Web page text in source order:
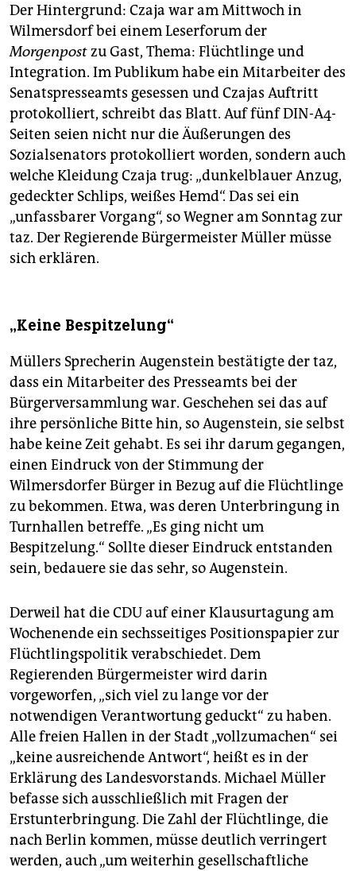
Der Hintergrund: Czaja war am Mittwoch in
Wilmersdorf bei einem Leserforum der
Morgenpostzu Gast, Thema: Flüchtlinge und
Integration. Im Publikum habe ein Mitarbeiter des
Senatspresseamts gesessen und Czajas Auftritt
protokolliert, schreibt das Blatt. Auf fünf DIN-A4-
Seiten seien nicht nur die Äußerungen des
Sozialsenators protokolliert worden, sondern auch
welche Kleidung Czaja trug: „dunkelblauer Anzug,
gedeckter Schlips, weißes Hemd“. Das sei ein
„unfassbarer Vorgang“, so Wegner am Sonntag zur
taz. Der Regierende Bürgermeister Müller müsse
sich erklären.
„Keine Bespitzelung“
Müllers Sprecherin Augenstein bestätigte der taz,
dass ein Mitarbeiter des Presseamts bei der
Bürgerversammlung war. Geschehen sei das auf
ihre persönliche Bitte hin, so Augenstein, sie selbst
habe keine Zeit gehabt. Es sei ihr darum gegangen,
einen Eindruck von der Stimmung der
Wilmersdorfer Bürger in Bezug auf die Flüchtlinge
zu bekommen. Etwa, was deren Unterbringung in
Turnhallen betreffe. „Es ging nicht um
Bespitzelung.“ Sollte dieser Eindruck entstanden
sein, bedauere sie das sehr, so Augenstein.
Derweil hat die CDU auf einer Klausurtagung am
Wochenende ein sechsseitiges Positionspapier zur
Flüchtlingspolitik verabschiedet. Dem
Regierenden Bürgermeister wird darin
vorgeworfen, „sich viel zu lange vor der
notwendigen Verantwortung geduckt“ zu haben.
Alle freien Hallen in der Stadt „vollzumachen“ sei
„keine ausreichende Antwort“, heißt es in der
Erklärung des Landesvorstands. Michael Müller
befasse sich ausschließlich mit Fragen der
Erstunterbringung. Die Zahl der Flüchtlinge, die
nach Berlin kommen, müsse deutlich verringert
werden, auch „um weiterhin gesellschaftliche